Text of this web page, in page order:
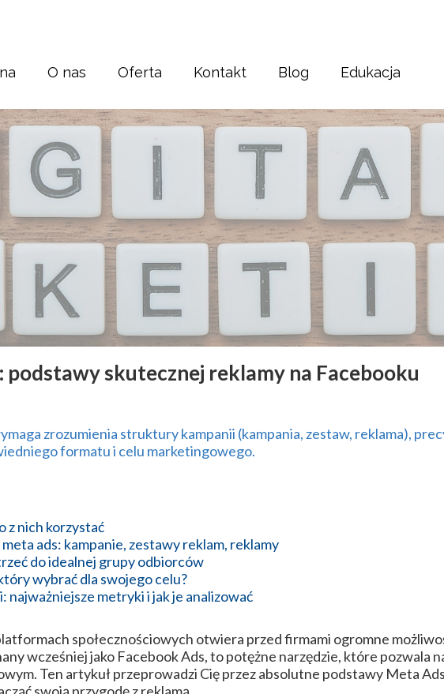
O nas Oferta
Strony internetowe
Sklepy internetowe
Pozycjonowanie
Korekta tekstu
Banery i bilbordy
Grafika
Druk
Reklama Display
Reklama Video
Sesja fotograficzna produktów
Katalog
Kontakt Blog Edukacja
Stypendia
Praktyki w
podstawy skutecznej reklamy na Facebooku
zrozumienia struktury kampanii (kampania, zestaw, reklama),
formatu i celu marketingowego.
z nich korzystać
ads: kampanie, zestawy reklam, reklamy
do idealnej grupy odbiorców
wybrać dla swojego celu?
metryki i jak je analizować
społecznościowych otwiera przed firmami ogromne
wcześniej jako Facebook Ads, to potężne narzędzie, które pozwala
Ten artykuł przeprowadzi Cię przez absolutne podstawy Meta